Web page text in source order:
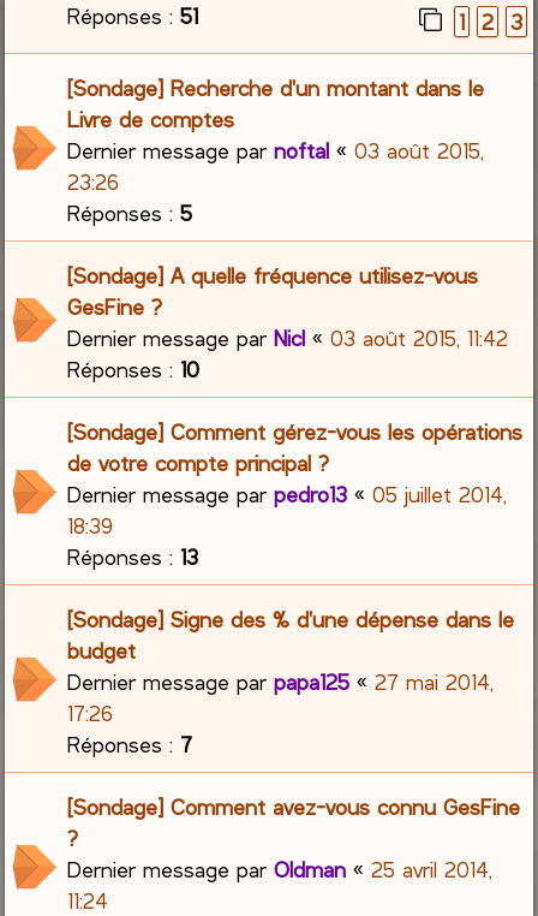
Réponses :51 1 2 3
[Sondage] Recherche d'un montant dans le
Livre de comptes
Dernier message parnoftal «03 août 2015,
23:26
Réponses :5
[Sondage] A quelle fréquence utilisez-vous
GesFine ?
Dernier message parNicl «03 août 2015, 11:42
Réponses :10
[Sondage] Comment gérez-vous les opérations
de votre compte principal ?
Dernier message parpedro13 «05 juillet 2014,
18:39
Réponses :13
[Sondage] Signe des % d'une dépense dans le
budget
Dernier message parpapa125 «27 mai 2014,
17:26
Réponses : 7
[Sondage] Comment avez-vous connu GesFine
?
Dernier message parOldman «25 avril 2014,
11:24